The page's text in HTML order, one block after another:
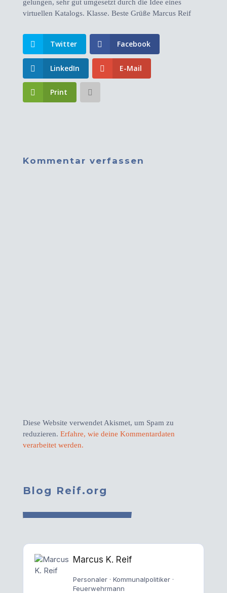
gelungen, sehr gut umgesetzt durch die Idee eines
virtuellen Katalogs. Klasse. Beste Grüße Marcus Reif
Twitter Facebook
LinkedIn E-Mail
Print
Kommentar verfassen
Diese Website verwendet Akismet, um Spam zu
reduzieren. Erfahre, wie deine Kommentardaten
verarbeitet werden.
Blog Reif.org
Marcus K. Reif
Personaler · Kommunalpolitiker ·
Feuerwehrmann